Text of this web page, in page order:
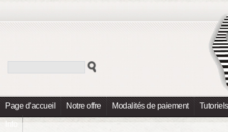
Page d’accueil Notre offre Modalités de paiement Tutoriels
Info